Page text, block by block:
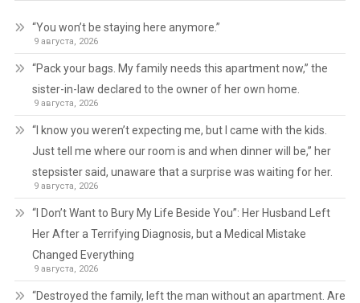
“You won’t be staying here anymore.”
9 августа, 2026
“Pack your bags. My family needs this apartment now,” the
sister-in-law declared to the owner of her own home.
9 августа, 2026
“I know you weren’t expecting me, but I came with the kids.
Just tell me where our room is and when dinner will be,” her
stepsister said, unaware that a surprise was waiting for her.
9 августа, 2026
“I Don’t Want to Bury My Life Beside You”: Her Husband Left
Her After a Terrifying Diagnosis, but a Medical Mistake
Changed Everything
9 августа, 2026
“Destroyed the family, left the man without an apartment. Are